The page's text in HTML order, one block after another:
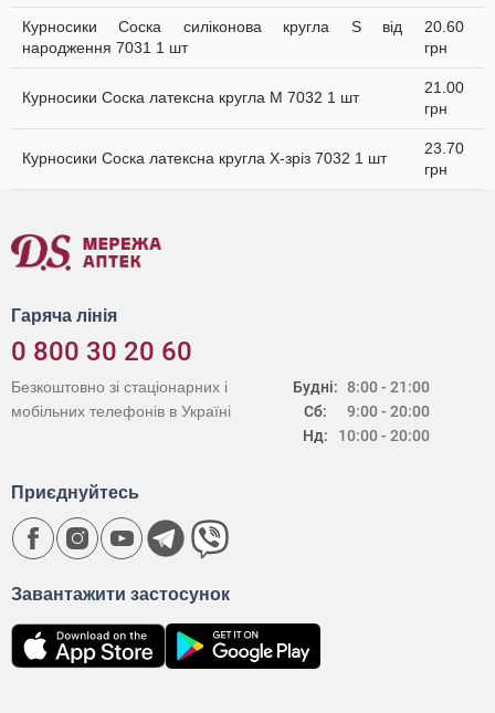
Курносики Соска силіконова кругла S від
народження 7031 1 шт
20.60
грн
Курносики Соска латексна кругла M 7032 1 шт
21.00
грн
Курносики Соска латексна кругла X-зріз 7032 1 шт
23.70
грн
Гаряча лінія
0 800 30 20 60
Будні:
Сб:
Нд:
8:00 - 21:00
9:00 - 20:00
10:00 - 20:00
Безкоштовно зі стаціонарних і
мобільних телефонів в Україні
Завантажити застосунок
Приєднуйтесь